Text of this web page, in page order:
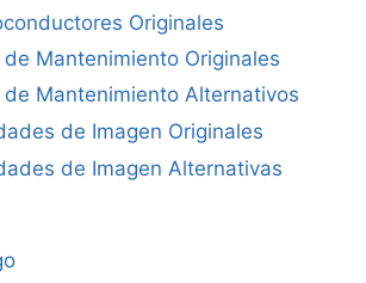
Originales
Mantenimiento Originales
Mantenimiento Alternativos
de Imagen Originales
de Imagen Alternativas